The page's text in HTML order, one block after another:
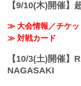
【9/10(木)開催】
≫ 大会情報／チケッ
≫ 対戦カード
【10/3(土)開催
NAGASAKI